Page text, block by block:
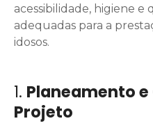
acessibilidade, higiene
adequadas para a
idosos.
1. Planeamento
Projeto